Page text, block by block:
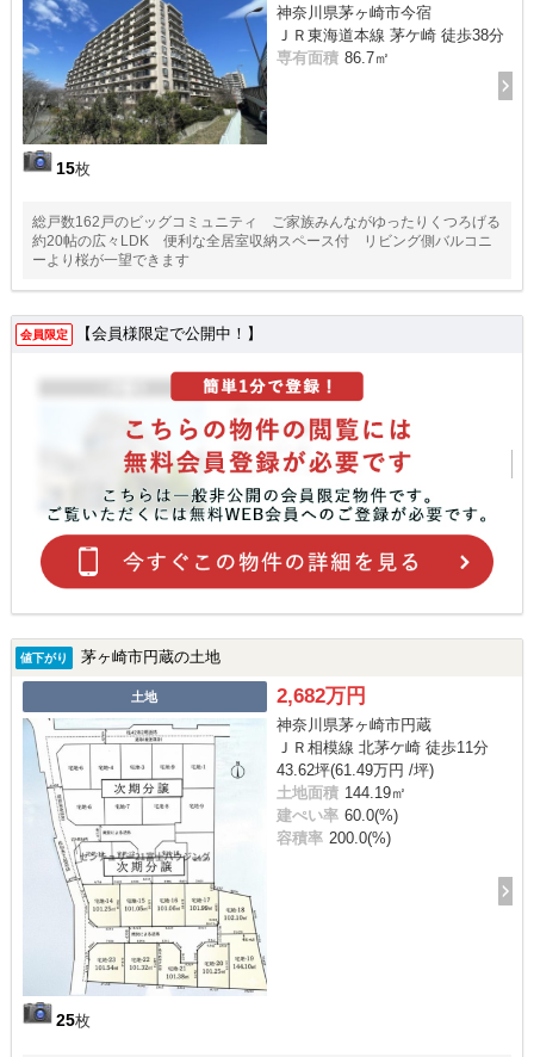
15枚
神奈川県茅ヶ崎市今宿
ＪＲ東海道本線 茅ケ崎 徒歩38分
専有面積 86.7㎡
総戸数162戸のビッグコミュニティ ご家族みんながゆったりくつろげる
約20帖の広々LDK 便利な全居室収納スペース付 リビング側バルコニ
ーより桜が一望できます
会員限定 【会員様限定で公開中！】
値下がり 茅ヶ崎市円蔵の土地
土地
25枚
2,682万円
神奈川県茅ヶ崎市円蔵
ＪＲ相模線 北茅ケ崎 徒歩11分
43.62坪(61.49万円 /坪)
土地面積 144.19㎡
建ぺい率 60.0(%)
容積率 200.0(%)